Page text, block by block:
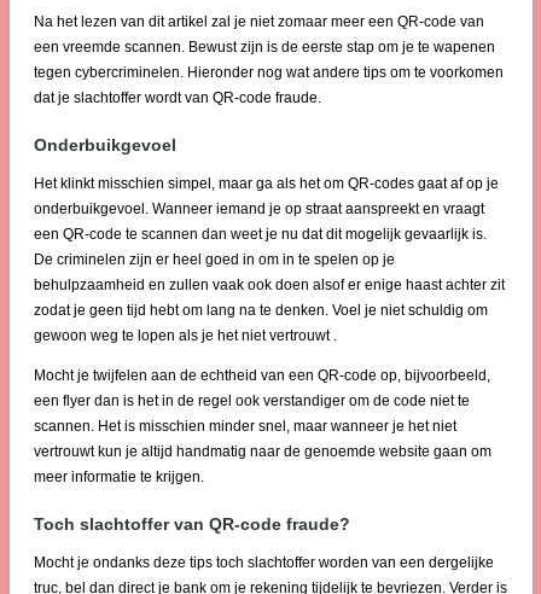
Na het lezen van dit artikel zal je niet zomaar meer een QR-code van
een vreemde scannen. Bewust zijn is de eerste stap om je te wapenen
tegen cybercriminelen. Hieronder nog wat andere tips om te voorkomen
dat je slachtoffer wordt van QR-code fraude.
Onderbuikgevoel
Het klinkt misschien simpel, maar ga als het om QR-codes gaat af op je
onderbuikgevoel. Wanneer iemand je op straat aanspreekt en vraagt
een QR-code te scannen dan weet je nu dat dit mogelijk gevaarlijk is.
De criminelen zijn er heel goed in om in te spelen op je
behulpzaamheid en zullen vaak ook doen alsof er enige haast achter zit
zodat je geen tijd hebt om lang na te denken. Voel je niet schuldig om
gewoon weg te lopen als je het niet vertrouwt .
Mocht je twijfelen aan de echtheid van een QR-code op, bijvoorbeeld,
een flyer dan is het in de regel ook verstandiger om de code niet te
scannen. Het is misschien minder snel, maar wanneer je het niet
vertrouwt kun je altijd handmatig naar de genoemde website gaan om
meer informatie te krijgen.
Toch slachtoffer van QR-code fraude?
Mocht je ondanks deze tips toch slachtoffer worden van een dergelijke
truc, bel dan direct je bank om je rekening tijdelijk te bevriezen. Verder is